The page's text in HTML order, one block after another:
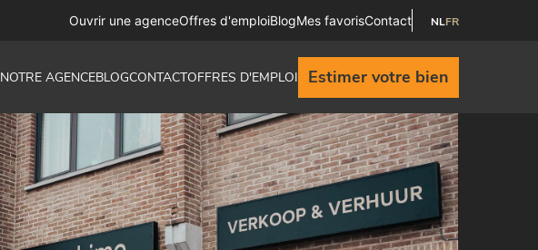
Ouvrir une agenceOffres d'emploiBlogMes favorisContact NLFR
NOTRE AGENCEBLOGCONTACTOFFRES D'EMPLOI Estimer votre bien